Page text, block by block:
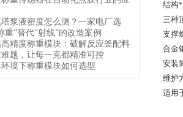
塔浆液密度怎么测？一家电厂选
重”替代“射线”的改造案例
精度称重模块：破解反应釜配料
题，让每一克都精准可控
环境下称重模块如何选型
结构
三种
支撑
合金
安装
维护
适用